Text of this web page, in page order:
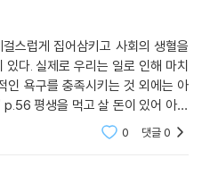
스럽게 집어삼키고 사회의 생혈을
다. 실제로 우리는 일로 인해 마치
인 욕구를 충족시키는 것 외에는 아
어 아등
상 누구나 나의 노동력을 담보로 댓
0 댓글0